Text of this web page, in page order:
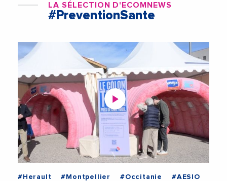
LA SÉLECTION D'ECOMNEWS
#PreventionSante
#Herault #Montpellier #Occitanie
#AESIO